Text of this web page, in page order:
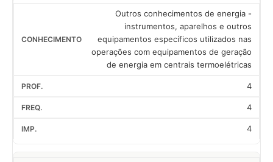
Outros conhecimentos de energia -
instrumentos, aparelhos e outros
equipamentos específicos utilizados nas
operações com equipamentos de geração
de energia em centrais termoelétricas
4
4
4